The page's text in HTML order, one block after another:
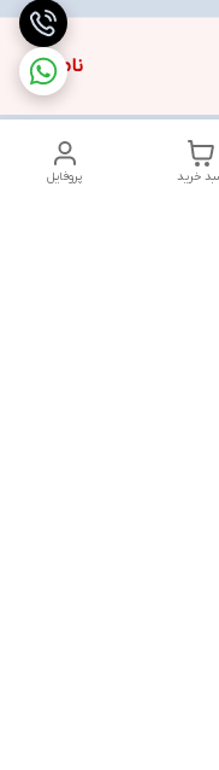
ناموجود
پروفایل خرید